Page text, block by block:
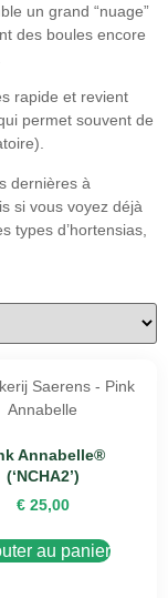
un grand “nuage”
des boules encore
rapide et revient
permet souvent de
dernières à
si vous voyez déjà
types d’hortensias,
Annabelle®
(‘NCHA2’)
€25,00
au panier